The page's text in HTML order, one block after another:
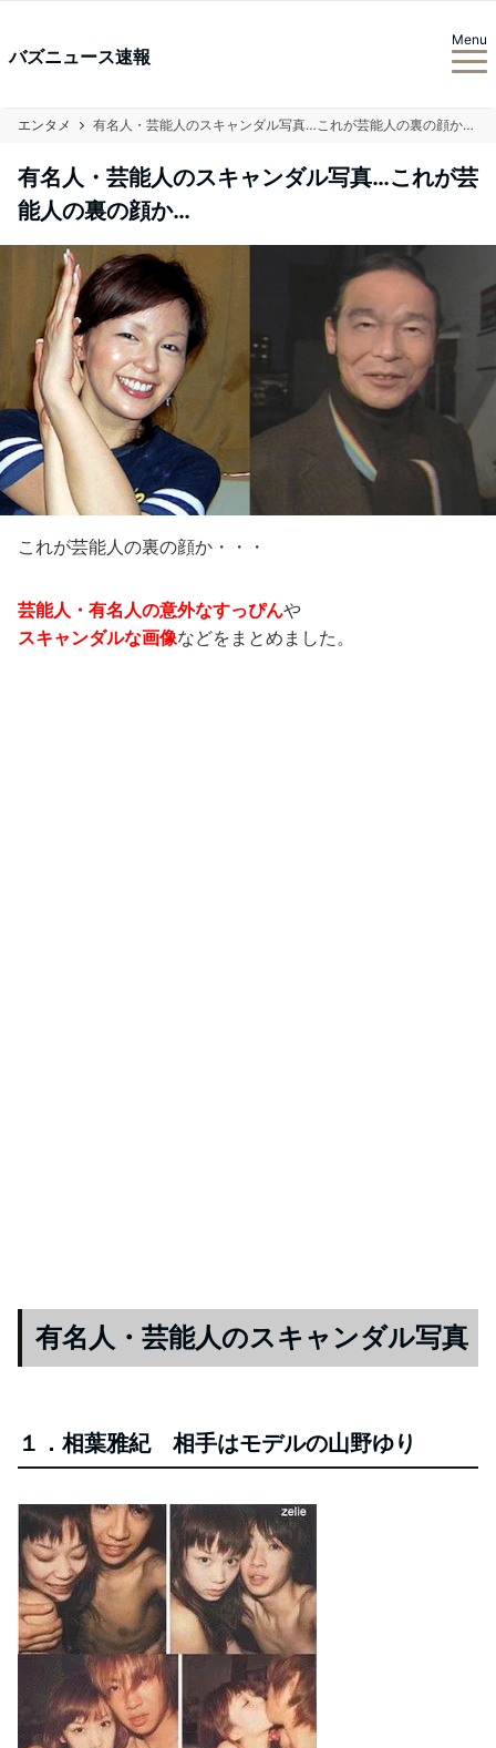
バズニュース速報
Menu
エンタメ 有名人・芸能人のスキャンダル写真…これが芸能人の裏の顔か…
有名人・芸能人のスキャンダル写真…これが芸
能人の裏の顔か…
これが芸能人の裏の顔か・・・
芸能人・有名人の意外なすっぴんや
スキャンダルな画像などをまとめました。
有名人・芸能人のスキャンダル写真
１．相葉雅紀 相手はモデルの山野ゆり